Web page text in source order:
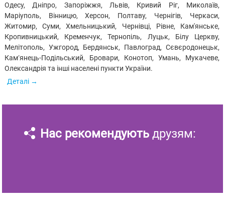
Одесу, Дніпро, Запоріжжя, Львів, Кривий Ріг, Миколаїв,
Маріуполь, Вінницю, Херсон, Полтаву, Чернігів, Черкаси,
Житомир, Суми, Хмельницький, Чернівці, Рівне, Кам'янське,
Кропивницький, Кременчук, Тернопіль, Луцьк, Білу Церкву,
Мелітополь, Ужгород, Бердянськ, Павлоград, Сєвєродонецьк,
Кам’янець-Подільський, Бровари, Конотоп, Умань, Мукачеве,
Олександрія та інші населені пункти України.
Деталі
Нас рекомендують друзям: